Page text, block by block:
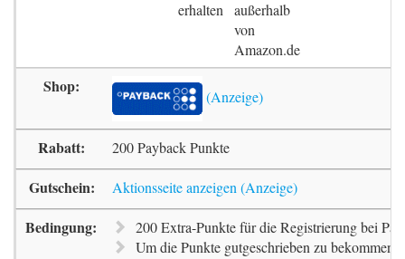
erhalten
außerhalb
von
Amazon.de
200 Payback Punkte
Aktionsseite anzeigen
200 Extra-Punkte für die Registrierung bei
Um die Punkte gutgeschrieben zu bekommen,